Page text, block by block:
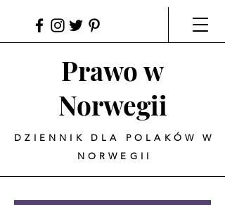
Prawo w
Norwegii
DZIENNIK DLA POLAKÓW W
NORWEGII